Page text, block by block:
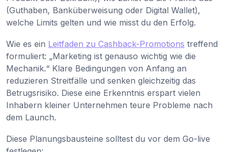
(Guthaben, Banküberweisung oder Digital Wallet),
welche Limits gelten und wie misst du den Erfolg.
Wie es ein Leitfaden zu Cashback-Promotions treffend
formuliert: „Marketing ist genauso wichtig wie die
Mechanik.“ Klare Bedingungen von Anfang an
reduzieren Streitfälle und senken gleichzeitig das
Betrugsrisiko. Diese eine Erkenntnis erspart vielen
Inhabern kleiner Unternehmen teure Probleme nach
dem Launch.
Diese Planungsbausteine solltest du vor dem Go-live